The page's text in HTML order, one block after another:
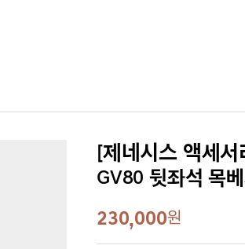
[제네시스 액세
GV80 뒷좌석 목
230,000원